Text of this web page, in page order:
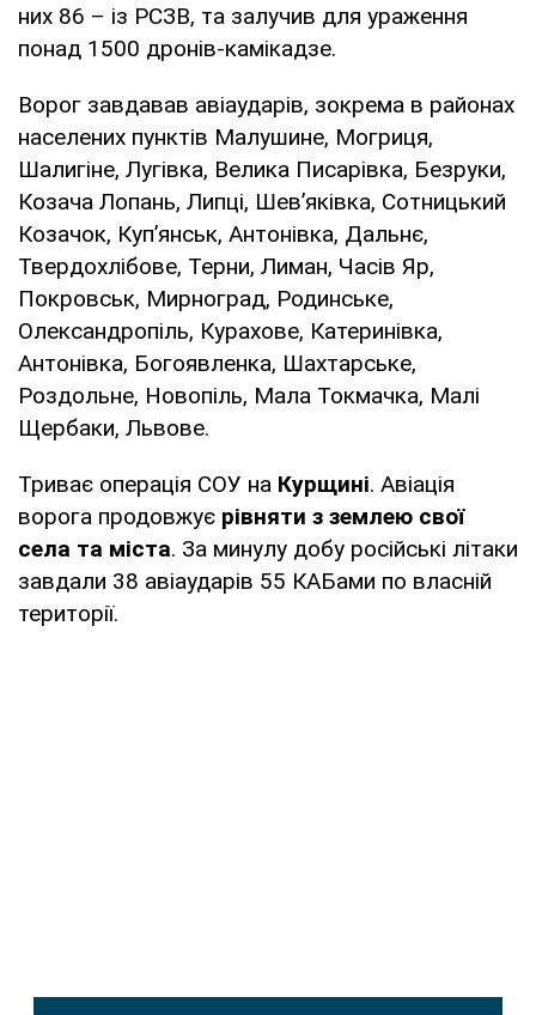
них 86 – із РСЗВ, та залучив для ураження
понад 1500 дронів-камікадзе.
Ворог завдавав авіаударів, зокрема в районах
населених пунктів Малушине, Могриця,
Шалигіне, Лугівка, Велика Писарівка, Безруки,
Козача Лопань, Липці, Шев’яківка, Сотницький
Козачок, Куп’янськ, Антонівка, Дальнє,
Твердохлібове, Терни, Лиман, Часів Яр,
Покровськ, Мирноград, Родинське,
Олександропіль, Курахове, Катеринівка,
Антонівка, Богоявленка, Шахтарське,
Роздольне, Новопіль, Мала Токмачка, Малі
Щербаки, Львове.
Триває операція СОУ на Курщині. Авіація
ворога продовжує рівняти з землею свої
села та міста. За минулу добу російські літаки
завдали 38 авіаударів 55 КАБами по власній
території.